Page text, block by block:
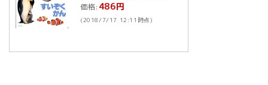
価格: 486円
(2018/7/17 12:11時点)